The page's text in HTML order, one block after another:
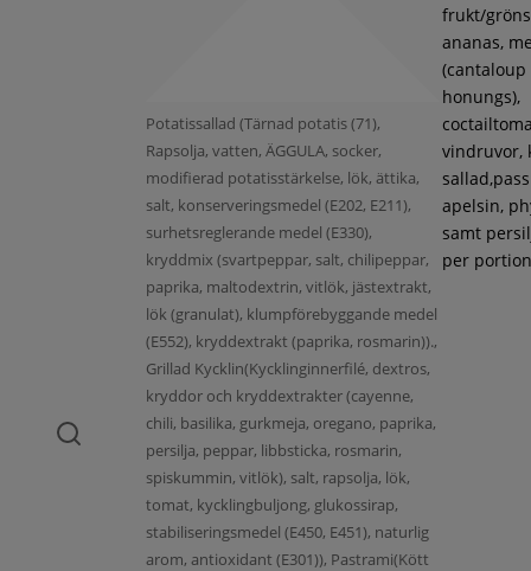
Potatissallad (Tärnad potatis (71),
Rapsolja, vatten, ÄGGULA, socker,
modifierad potatisstärkelse, lök, ättika,
salt, konserveringsmedel (E202, E211),
surhetsreglerande medel (E330),
kryddmix (svartpeppar, salt, chilipeppar,
paprika, maltodextrin, vitlök, jästextrakt,
lök (granulat), klumpförebyggande medel
(E552), kryddextrakt (paprika, rosmarin)).,
Grillad Kycklin(Kycklinginnerfilé, dextros,
kryddor och kryddextrakter (cayenne,
chili, basilika, gurkmeja, oregano, paprika,
persilja, peppar, libbsticka, rosmarin,
spiskummin, vitlök), salt, rapsolja, lök,
tomat, kycklingbuljong, glukossirap,
stabiliseringsmedel (E450, E451), naturlig
arom, antioxidant (E301)), Pastrami(Kött
frukt/
ananas,
(cantaloup
honungs),
vindruvor,
apelsin,
samt
per